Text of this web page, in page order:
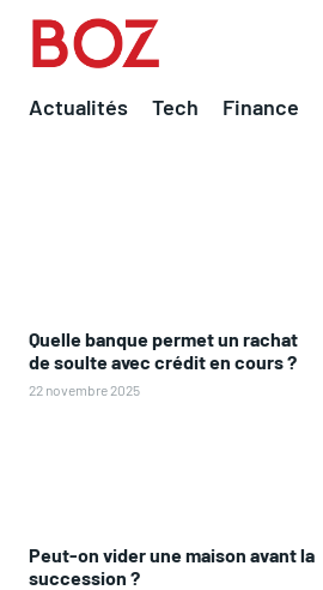
Actualités Tech Finance
Quelle banque permet un rachat
de soulte avec crédit en cours ?
22 novembre 2025
Peut-on vider une maison avant la
succession ?